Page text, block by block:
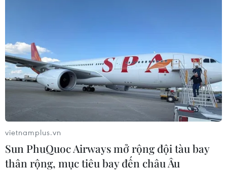
từ đầu năm 2022 đến nay
19/07/2022 03:34
Theo thống kê của giới chức y tế Mỹ, nước này đã ghi
nhận hơn 13,9 triệu trẻ em dương tính với virus SARS-
CoV-2 kể từ khi đại dịch COVID-19 bùng phát.
vietnamplus.vn
Sun PhuQuoc Airways mở rộng đội tàu bay
thân rộng, mục tiêu bay đến châu Âu